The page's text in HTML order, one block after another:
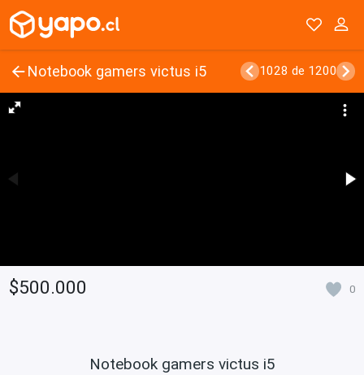
Notebook gamers victus i5 1028 de 1200
$500.000 0
Notebook gamers victus i5